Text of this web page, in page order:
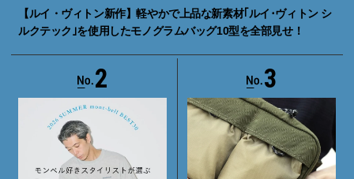
【ルイ・ヴィトン新作】軽やかで上品な新素材｢ルイ･ヴィトン シ
ルクテック｣を使用したモノグラムバッグ10型を全部見せ！
2 3